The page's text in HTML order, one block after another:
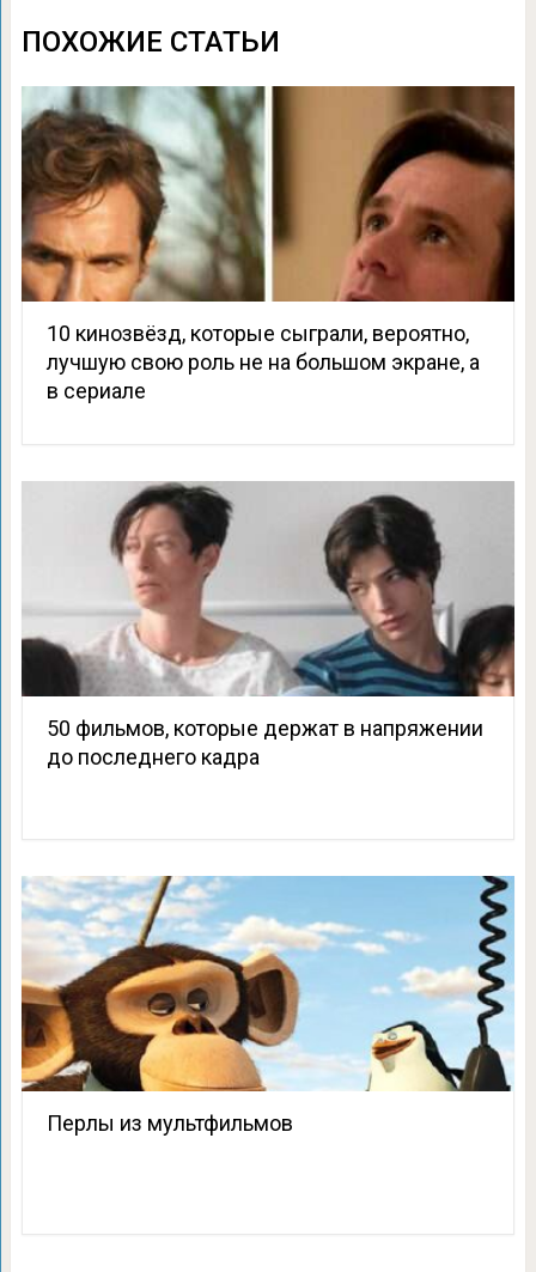
ПОХОЖИЕ СТАТЬИ
10 кинозвёзд, которые сыграли, вероятно,
лучшую свою роль не на большом экране, а
в сериале
50 фильмов, которые держат в напряжении
до последнего кадра
Перлы из мультфильмов